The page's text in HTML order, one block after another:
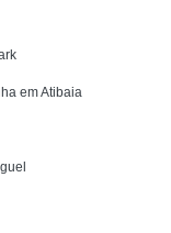
em Atibaia